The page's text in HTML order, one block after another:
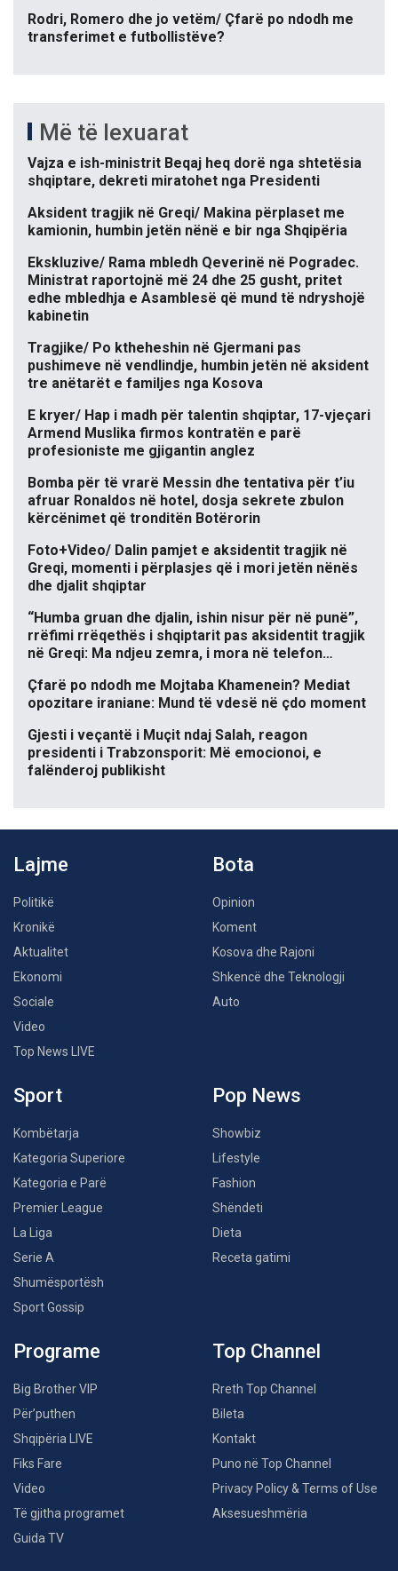
Rodri, Romero dhe jo vetëm/ Çfarë po ndodh me
transferimet e futbollistëve?
Më të lexuarat
Vajza e ish-ministrit Beqaj heq dorë nga shtetësia
shqiptare, dekreti miratohet nga Presidenti
Aksident tragjik në Greqi/ Makina përplaset me
kamionin, humbin jetën nënë e bir nga Shqipëria
Ekskluzive/ Rama mbledh Qeverinë në Pogradec.
Ministrat raportojnë më 24 dhe 25 gusht, pritet
edhe mbledhja e Asamblesë që mund të ndryshojë
kabinetin
Tragjike/ Po ktheheshin në Gjermani pas
pushimeve në vendlindje, humbin jetën në aksident
tre anëtarët e familjes nga Kosova
E kryer/ Hap i madh për talentin shqiptar, 17-vjeçari
Armend Muslika firmos kontratën e parë
profesioniste me gjigantin anglez
Bomba për të vrarë Messin dhe tentativa për t’iu
afruar Ronaldos në hotel, dosja sekrete zbulon
kërcënimet që tronditën Botërorin
Foto+Video/ Dalin pamjet e aksidentit tragjik në
Greqi, momenti i përplasjes që i mori jetën nënës
dhe djalit shqiptar
“Humba gruan dhe djalin, ishin nisur për në punë”,
rrëfimi rrëqethës i shqiptarit pas aksidentit tragjik
në Greqi: Ma ndjeu zemra, i mora në telefon…
Çfarë po ndodh me Mojtaba Khamenein? Mediat
opozitare iraniane: Mund të vdesë në çdo moment
Gjesti i veçantë i Muçit ndaj Salah, reagon
presidenti i Trabzonsporit: Më emocionoi, e
falënderoj publikisht
Lajme
Politikë
Kronikë
Aktualitet
Ekonomi
Sociale
Video
Top News LIVE
Bota
Opinion
Koment
Kosova dhe Rajoni
Shkencë dhe Teknologji
Auto
Sport
Kombëtarja
Kategoria Superiore
Kategoria e Parë
Premier League
La Liga
Serie A
Shumësportësh
Sport Gossip
Pop News
Showbiz
Lifestyle
Fashion
Shëndeti
Dieta
Receta gatimi
Programe
Big Brother VIP
Për’puthen
Shqipëria LIVE
Fiks Fare
Video
Të gjitha programet
Guida TV
Top Channel
Rreth Top Channel
Bileta
Kontakt
Puno në Top Channel
Privacy Policy & Terms of Use
Aksesueshmëria